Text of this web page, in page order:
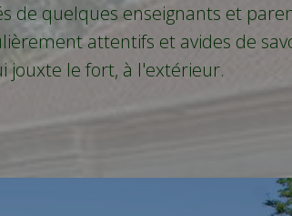
de quelques enseignants et
attentifs et avides de
jouxte le fort, à l'extérieur.